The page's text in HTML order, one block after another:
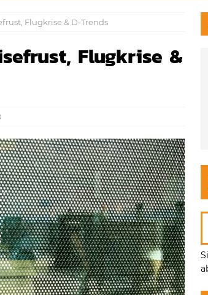
Scooter, Brände, Baustellen
Waldbrände, DJH & Salzburg NEWS
und Witze zum Heulen
Flugkrise & D-Trends
Flugkrise &